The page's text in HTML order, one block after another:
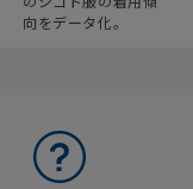
向をデータ化。